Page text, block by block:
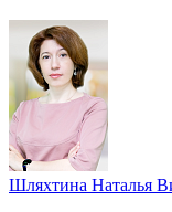
Шляхтина Наталья